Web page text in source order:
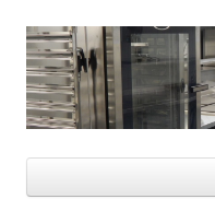
Professional help for proffs